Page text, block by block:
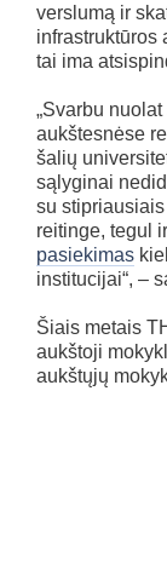
verslumą ir
infrastruktūros
tai ima
„Svarbu
aukštesnėse
šalių
sąlyginai
su
reitinge, tegul
pasiekimas
institucijai“, –
Šiais metais
aukštoji
aukštųjų